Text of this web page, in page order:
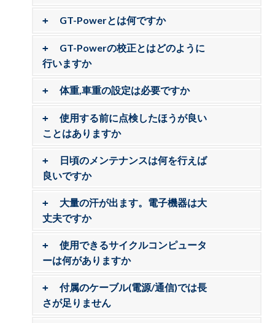
GT-Powerとは何ですか
GT-Powerの校正とはどのように
行いますか
体重,車重の設定は必要ですか
使用する前に点検したほうが良い
ことはありますか
日頃のメンテナンスは何を行えば
良いですか
大量の汗が出ます。電子機器は大
丈夫ですか
使用できるサイクルコンピュータ
ーは何がありますか
付属のケーブル(電源/通信)では長
さが足りません